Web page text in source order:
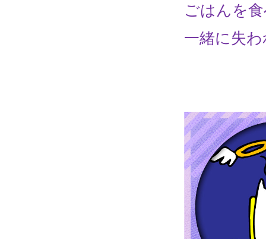
ごはんを
一緒に失